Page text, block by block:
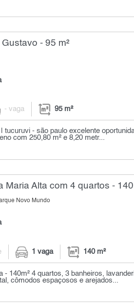
- 95 m²
- vaga 95 m²
tucuruvi - são paulo excelente
com 250,80 m² e 8,20 metr...
Maria Alta com 4 quartos - 140
Novo Mundo
1 vaga 140 m²
- 140m² 4 quartos, 3 banheiros,
cômodos espaçosos e arejados...